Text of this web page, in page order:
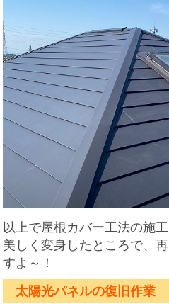
以上で屋根カバー工法の施工
美しく変身したところで、
すよ～！
太陽光パネルの復旧作業